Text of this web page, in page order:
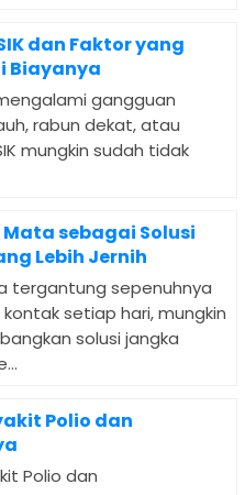
dan Faktor yang
Biayanya
gangguan
rabun dekat, atau
mungkin sudah tidak
Mata sebagai Solusi
Lebih Jernih
tergantung sepenuhnya
setiap hari, mungkin
solusi jangka
Polio dan
Polio dan